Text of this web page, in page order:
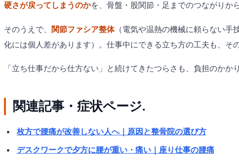
硬さが戻ってしまうのかを、骨盤・股関節・足までのつながりか
そのうえで、 関節ファシア整体（電気や温熱の機械に頼らない手
化には個人差があります）。仕事中にできる立ち方の工夫も、そ
「立ち仕事だから仕方ない」と続けてきたつらさも、負担のか
関連記事・症状ページ.
枚方で腰痛が改善しない人へ｜原因と整骨院の選び方
デスクワークで夕方に腰が重い・痛い｜座り仕事の腰痛